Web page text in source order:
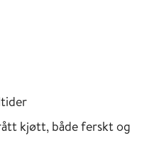
kjøtt, både ferskt og